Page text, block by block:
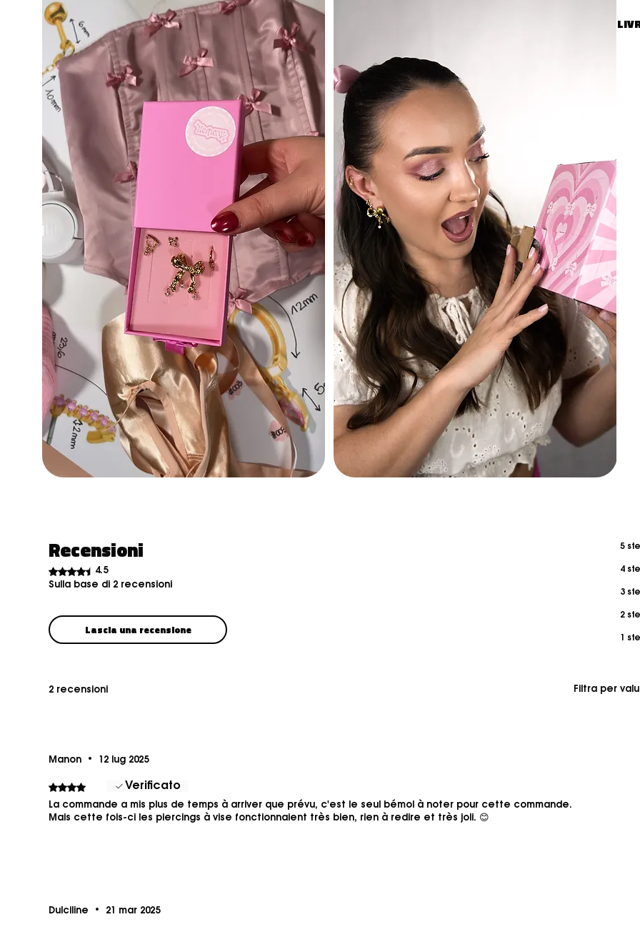
Recensioni
Valutazione 4,5 stelle su 5.
4.5
Sulla base di 2 recensioni
Lascia una recensione
5
4
3
2
1
2 recensioni Filtra per
Manon • 12 lug 2025
Valutazione 4 stelle su 5.
Verificato
La commande a mis plus de temps à arriver que prévu, c'est le seul bémol à noter pour cette commande.
Mais cette fois-ci les piercings à vise fonctionnaient très bien, rien à redire et très joli. 😊
Dulciline • 21 mar 2025